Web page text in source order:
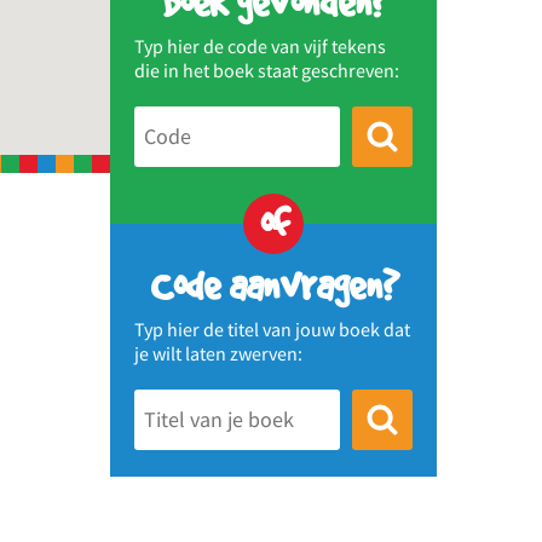
Typ hier de code van vijf tekens
die in het boek staat geschreven:
of
Code aanvragen?
Typ hier de titel van jouw boek dat
je wilt laten zwerven: